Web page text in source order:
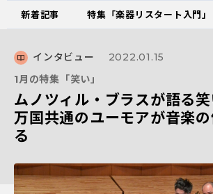
新着記事 特集「楽器リスタート入門」
インタビュー
2022.01.15
1月の特集「笑い」
ムノツィル・ブラスが語る
万国共通のユーモアが音楽
る